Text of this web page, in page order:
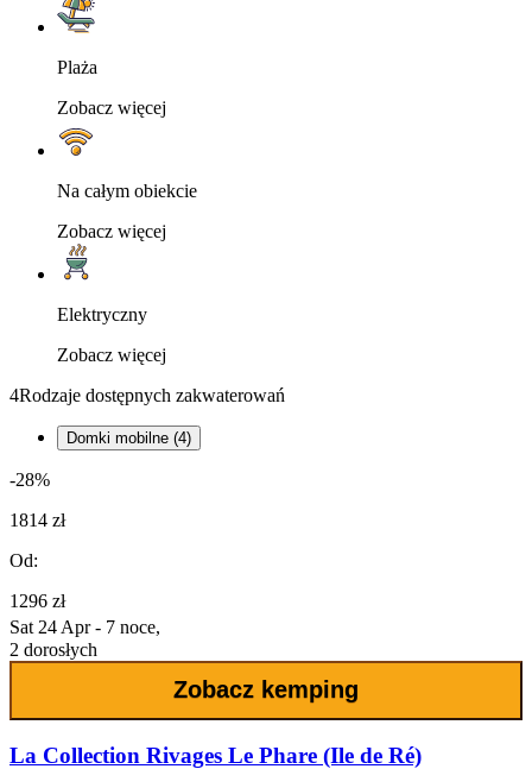
Plaża
Zobacz więcej
Na całym obiekcie
Zobacz więcej
Elektryczny
Zobacz więcej
4Rodzaje dostępnych zakwaterowań
Domki mobilne (4)
-28%
1814 zł
Od:
1296 zł
Sat 24 Apr - 7 noce,
2 dorosłych
Zobacz kemping
La Collection Rivages Le Phare (Ile de Ré)